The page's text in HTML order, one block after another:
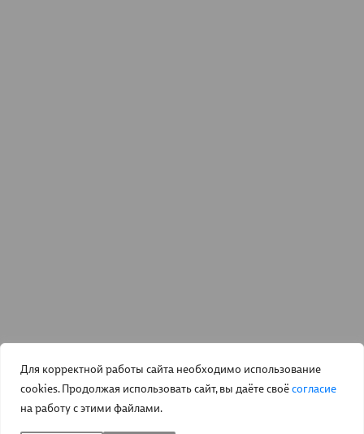
Для корректной работы сайта необходимо использование
cookies. Продолжая использовать сайт, вы даёте своё согласие
на работу с этими файлами.